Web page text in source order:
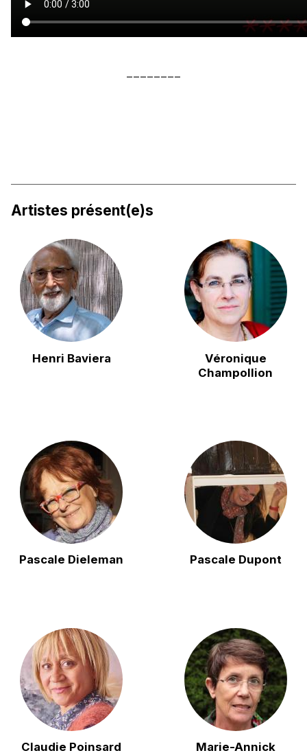
Artistes présent(e)s
Henri Baviera
Véronique
Champollion
Pascale Dieleman Pascale Dupont
Claudie Poinsard Marie-Annick